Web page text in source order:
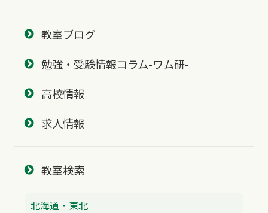
教室ブログ
勉強・受験情報コラム-ワム研-
高校情報
求人情報
教室検索
北海道・東北